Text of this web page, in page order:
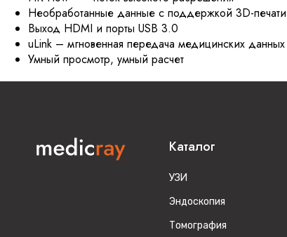
Необработанные данные с поддержкой 3D-печати
Выход HDMI и порты USB 3.0
uLink – мгновенная передача медицинских данных
Умный просмотр, умный расчет
Каталог
УЗИ
Эндоскопия
Томография